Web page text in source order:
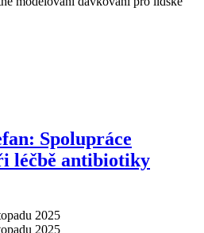
Spolupráce
léčbě antibiotiky
2025
2025